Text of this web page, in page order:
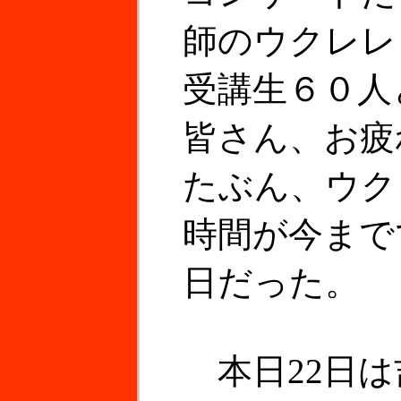
師のウクレ
受講生６０
皆さん、お
たぶん、ウ
時間が今ま
日だった。
本日22日は